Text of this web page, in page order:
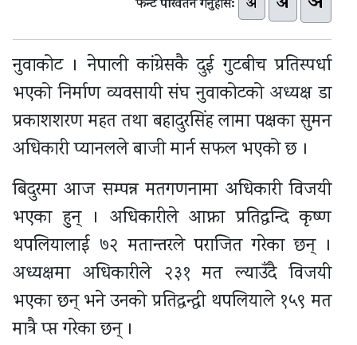
फन्ट परिवर्तन गर्नुहोस: अ
नुवाकोट । नेपाली कांग्रेसकै दुई गुटबीच प्रतिस्पर्धा
भएको निर्माण व्यवसायी संघ नुवाकोटको अध्यक्ष डा
प्रकाशशरण महत तथा बहादुरसिंह लामा पक्षका सुमन
अधिकारी प्यानलले बाजी मार्न सफल भएको छ ।
बिदुरमा आज सम्पन्न मतगणनामा अधिकारी विजयी
भएका हुन् । अधिकारीले आफ्ना प्रतिद्वन्दि कृष्ण
थपलियालाई ७२ मतान्तरले पराजित गरेका छन् ।
अध्यक्षमा अधिकारीले २३१ मत ल्याउँदै विजयी
भएका छन् भने उनको प्रतिद्वन्द्वी थपलियाले १५९ मत
मात्रै प्प्त गरेका छन् ।